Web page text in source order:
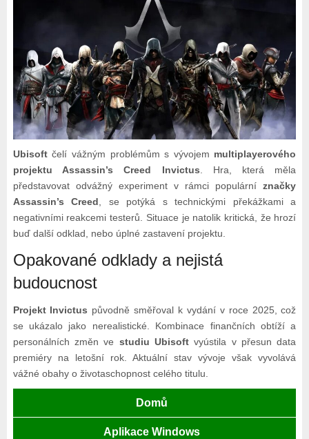
Ubisoftčelí vážným problémům s vývojem multiplayerového
projektu Assassin’s Creed Invictus . Hra, která měla
představovat odvážný experiment v rámci populárníznačky
Assassin’s Creed , se potýká s technickými překážkami a
negativními reakcemi testerů. Situace je natolik kritická, že hrozí
buď další odklad, nebo úplné zastavení projektu.
Opakované odklady a nejistá
budoucnost
Projekt Invictus původně směřoval k vydání v roce 2025, což
se ukázalo jako nerealistické. Kombinace finančních obtíží a
personálních změn ve studiu Ubisoft vyústila v přesun data
premiéry na letošní rok. Aktuální stav vývoje však vyvolává
vážné obahy o životaschopnost celého titulu.
Domů
Aplikace Windows